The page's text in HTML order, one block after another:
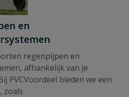
en
regenpijpen en
afhankelijk van je
PVCVoordeel bieden we een
zoals